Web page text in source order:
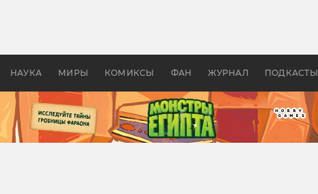
НАУКА МИРЫ КОМИКСЫ ФАН ЖУРНАЛ ПОДКАСТЫ
«Властелина колец»
Древней Грецией